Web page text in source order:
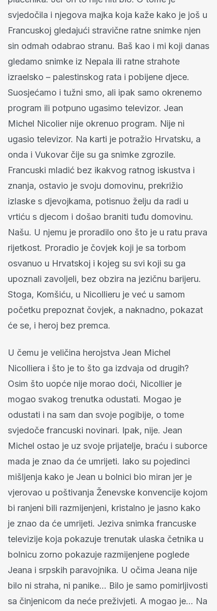
svjedočila i njegova majka koja kaže kako je još u
Francuskoj gledajući stravične ratne snimke njen
sin odmah odabrao stranu. Baš kao i mi koji danas
gledamo snimke iz Nepala ili ratne strahote
izraelsko – palestinskog rata i pobijene djece.
Suosjećamo i tužni smo, ali ipak samo okrenemo
program ili potpuno ugasimo televizor. Jean
Michel Nicolier nije okrenuo program. Nije ni
ugasio televizor. Na karti je potražio Hrvatsku, a
onda i Vukovar čije su ga snimke zgrozile.
Francuski mladić bez ikakvog ratnog iskustva i
znanja, ostavio je svoju domovinu, prekrižio
izlaske s djevojkama, potisnuo želju da radi u
vrtiću s djecom i došao braniti tuđu domovinu.
Našu. U njemu je proradilo ono što je u ratu prava
rijetkost. Proradio je čovjek koji je sa torbom
osvanuo u Hrvatskoj i kojeg su svi koji su ga
upoznali zavoljeli, bez obzira na jezičnu barijeru.
Stoga, Komšiću, u Nicollieru je već u samom
početku prepoznat čovjek, a naknadno, pokazat
će se, i heroj bez premca.
U čemu je veličina herojstva Jean Michel
Nicolliera i što je to što ga izdvaja od drugih?
Osim što uopće nije morao doći, Nicollier je
mogao svakog trenutka odustati. Mogao je
odustati i na sam dan svoje pogibije, o tome
svjedoče francuski novinari. Ipak, nije. Jean
Michel ostao je uz svoje prijatelje, braću i suborce
mada je znao da će umrijeti. Iako su pojedinci
mišljenja kako je Jean u bolnici bio miran jer je
vjerovao u poštivanja Ženevske konvencije kojom
bi ranjeni bili razmijenjeni, kristalno je jasno kako
je znao da će umrijeti. Jeziva snimka francuske
televizije koja pokazuje trenutak ulaska četnika u
bolnicu zorno pokazuje razmijenjene poglede
Jeana i srpskih paravojnika. U očima Jeana nije
bilo ni straha, ni panike… Bilo je samo pomirljivosti
sa činjenicom da neće preživjeti. A mogao je… Na